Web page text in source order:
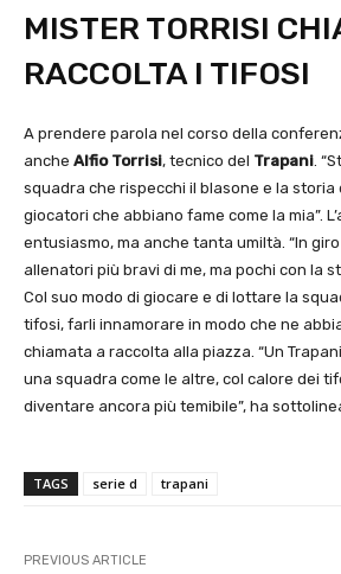
MISTER TORRISI
RACCOLTA I TIFOSI
A prendere parola nel corso della
anche Alfio Torrisi, tecnico del Trapani.
squadra che rispecchi il blasone e la storia
giocatori che abbiano fame come la mia”.
entusiasmo, ma anche tanta umiltà. “In
allenatori più bravi di me, ma pochi con la
Col suo modo di giocare e di lottare la
tifosi, farli innamorare in modo che ne
chiamata a raccolta alla piazza. “Un
una squadra come le altre, col calore dei
diventare ancora più temibile”, ha
TAGS serie d trapani
PREVIOUS ARTICLE